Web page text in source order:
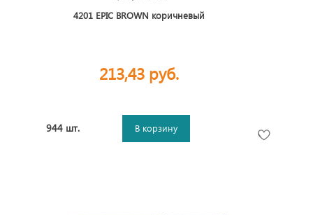
4201 EPIC BROWN коричневый
213,43 руб.
944 шт. В корзину